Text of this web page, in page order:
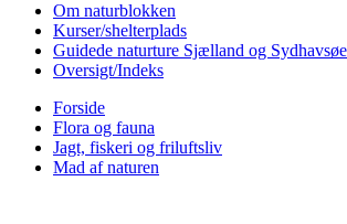
Om naturblokken
Kurser/shelterplads
Guidede naturture Sjælland og
Oversigt/Indeks
Forside
Flora og fauna
Jagt, fiskeri og friluftsliv
Mad af naturen